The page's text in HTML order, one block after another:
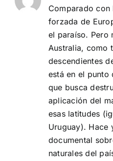
Comparado
forzada de
el paraíso. Pero
Australia, como
descendientes
está en el punto
que busca
aplicación del
esas latitudes
Uruguay). Hace
documental
naturales del